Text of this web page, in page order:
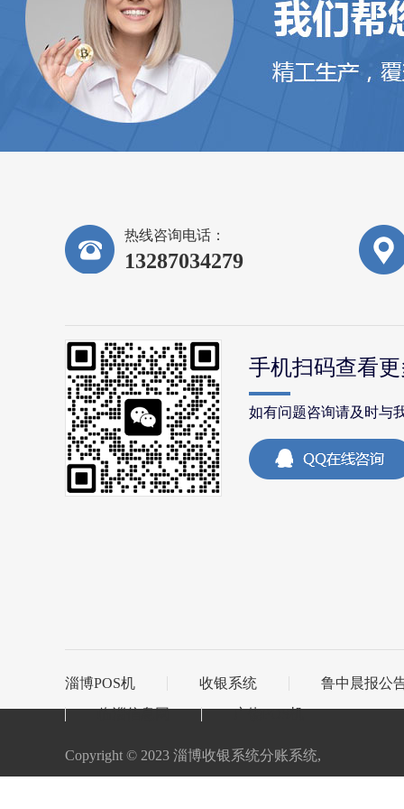
热线咨询电话：
13287034279
手机扫码查看
如有问题咨询请及时与
淄博POS机 收银系统
鲁中晨报公
临淄信息网
广饶POS机
Copyright © 2023 淄博收银系统分账系统,